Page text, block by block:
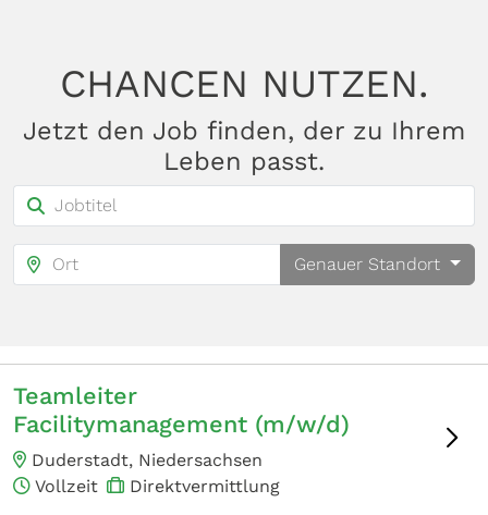
CHANCEN NUTZEN.
Jetzt den Job finden, der zu Ihrem
Leben passt.
Genauer Standort
Teamleiter
Facilitymanagement (m/w/d)
Duderstadt, Niedersachsen
Vollzeit
Direktvermittlung